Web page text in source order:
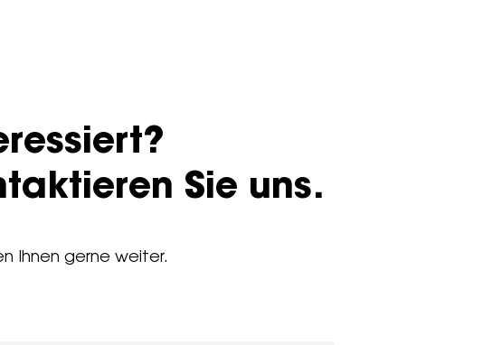
Sie uns.
Ihnen gerne weiter.